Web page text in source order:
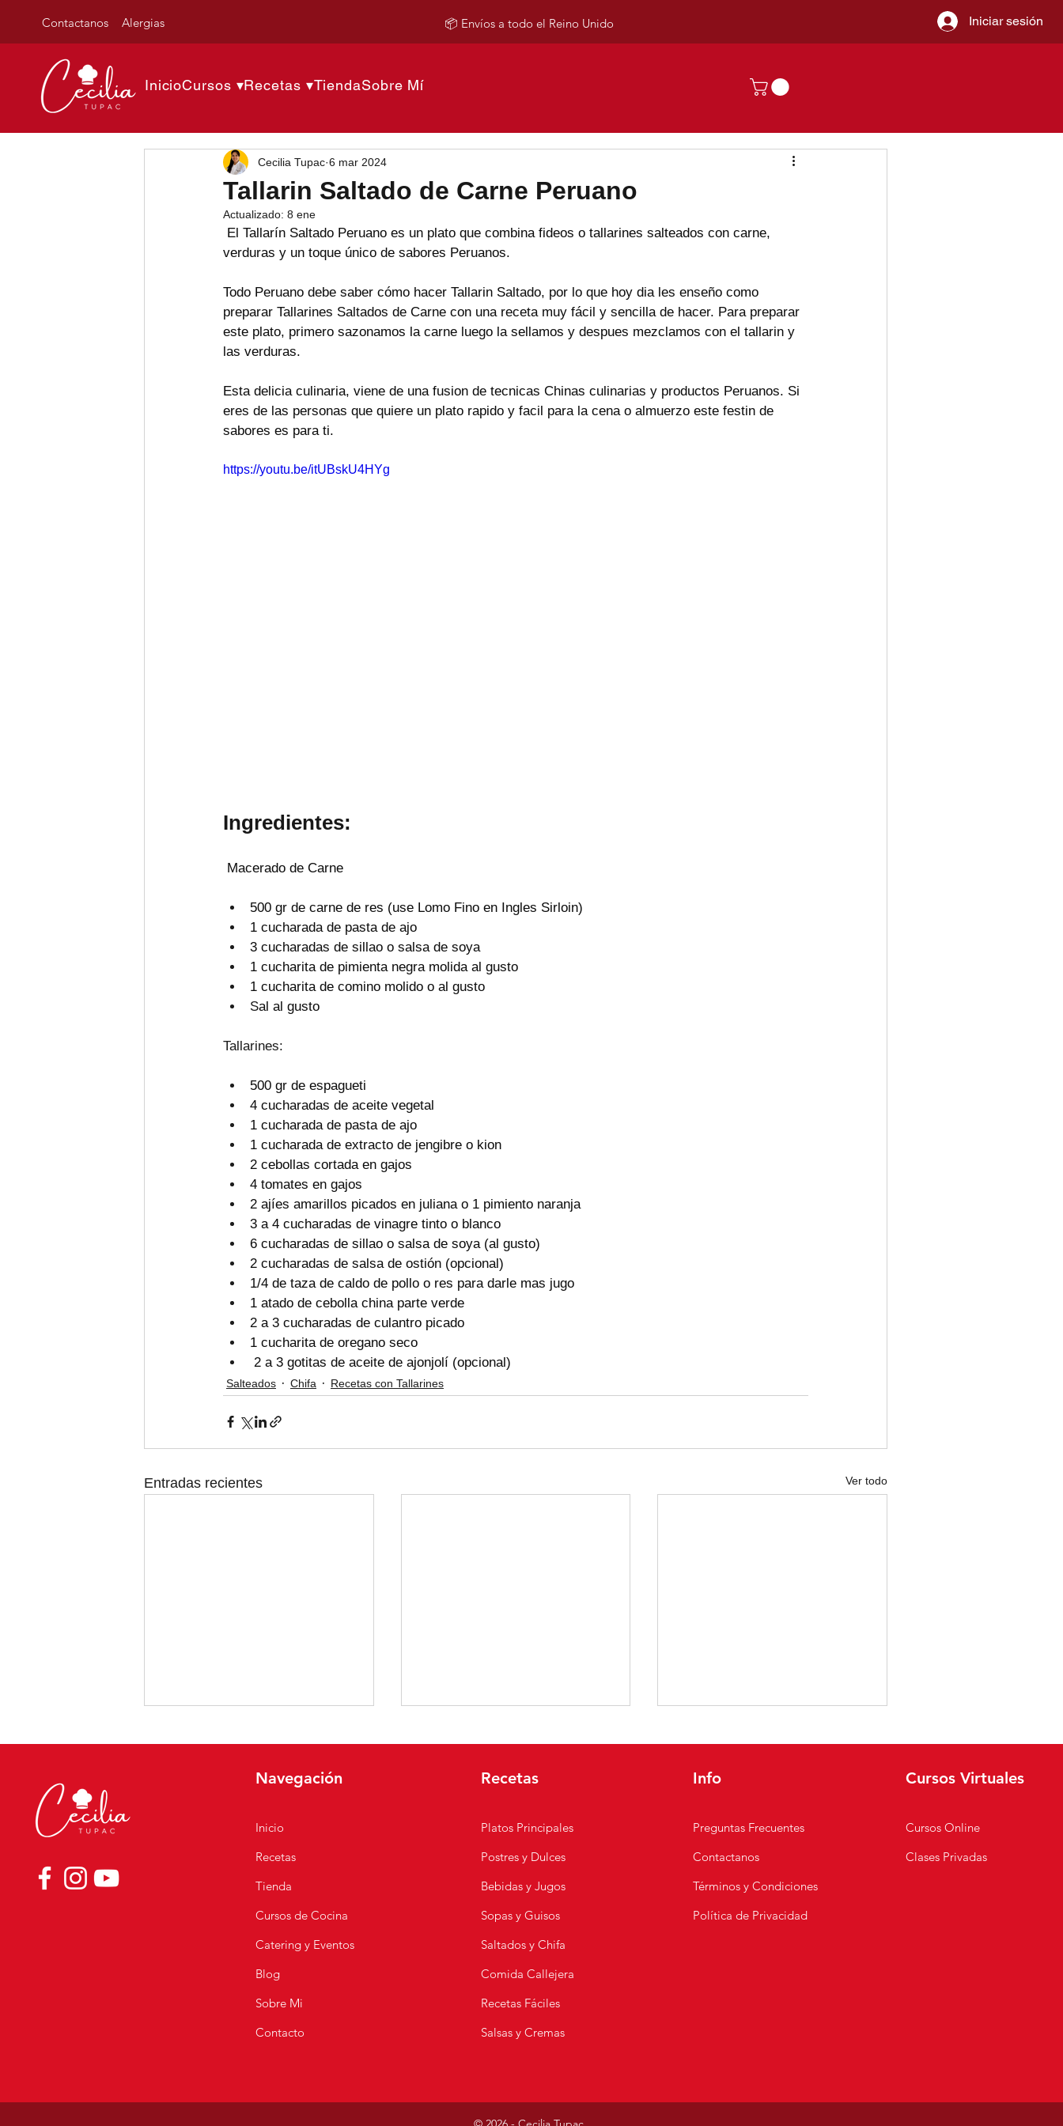
Contactanos Alergias 📦 Envíos a todo el Reino Unido Iniciar sesión
InicioCursos ▾Recetas ▾TiendaSobre Mí
Tallarin Saltado de Carne Peruano
Cecilia Tupac 6 mar 2024
Actualizado: 8 ene
El Tallarín Saltado Peruano es un plato que combina fideos o tallarines salteados con carne,
verduras y un toque único de sabores Peruanos.
Todo Peruano debe saber cómo hacer Tallarin Saltado, por lo que hoy dia les enseño como
preparar Tallarines Saltados de Carne con una receta muy fácil y sencilla de hacer. Para preparar
este plato, primero sazonamos la carne luego la sellamos y despues mezclamos con el tallarin y
las verduras.
Esta delicia culinaria, viene de una fusion de tecnicas Chinas culinarias y productos Peruanos. Si
eres de las personas que quiere un plato rapido y facil para la cena o almuerzo este festin de
sabores es para ti.
https://youtu.be/itUBskU4HYg
Ingredientes:
Macerado de Carne
500 gr de carne de res (use Lomo Fino en Ingles Sirloin)
1 cucharada de pasta de ajo
3 cucharadas de sillao o salsa de soya
1 cucharita de pimienta negra molida al gusto
1 cucharita de comino molido o al gusto
Sal al gusto
Tallarines:
500 gr de espagueti
4 cucharadas de aceite vegetal
1 cucharada de pasta de ajo
1 cucharada de extracto de jengibre o kion
2 cebollas cortada en gajos
4 tomates en gajos
2 ajíes amarillos picados en juliana o 1 pimiento naranja
3 a 4 cucharadas de vinagre tinto o blanco
6 cucharadas de sillao o salsa de soya (al gusto)
2 cucharadas de salsa de ostión (opcional)
1/4 de taza de caldo de pollo o res para darle mas jugo
1 atado de cebolla china parte verde
2 a 3 cucharadas de culantro picado
1 cucharita de oregano seco
2 a 3 gotitas de aceite de ajonjolí (opcional)
Salteados Chifa Recetas con Tallarines
Entradas recientes Ver todo
🇵🇪 CEVICHE DE
CHICHARRON
🇵🇪 Tallarines Rojos con
Navegación
Inicio
Recetas
Tienda
Cursos de Cocina
Catering y Eventos
Blog
Sobre Mi
Contacto
Recetas
Platos Principales
Postres y Dulces
Bebidas y Jugos
Sopas y Guisos
Saltados y Chifa
Comida Callejera
Recetas Fáciles
Salsas y Cremas
Info
Preguntas Frecuentes
Contactanos
Términos y Condiciones
Política de Privacidad
Cursos Virtuales
Cursos Online
Clases Privadas